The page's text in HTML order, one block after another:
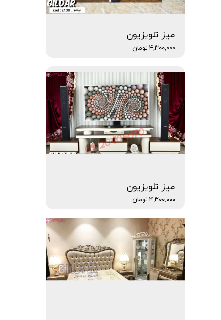
میز تلویزیون
۴,۳۰۰,۰۰۰ تومان
میز تلویزیون
۴,۳۰۰,۰۰۰ تومان